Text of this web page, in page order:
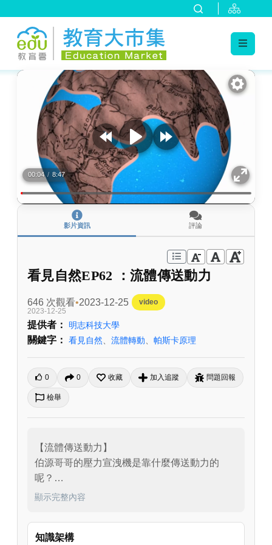
:::
00:04 / 8:47
影片資訊 評論
看見自然EP62 ：流體傳送動力
646 次觀看 2023-12-25
video
2023-12-25
提供者： 明志科技大學
關鍵字： 看見自然 流體轉動 帕斯卡原理
0 0 收藏 加入追蹤 問題回報
檢舉
【流體傳送動力】
伯源哥哥的壓力宣洩機是靠什麼傳送動力的
呢？
想一想，除了水以外，還有哪些物質也可以傳
密閉的空間中，液體的壓力跟氣體的壓力有什
麼不同？
顯示完整內容
知識架構